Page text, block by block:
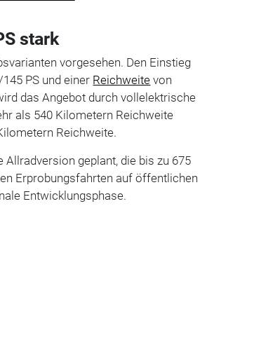
stark
vorgesehen. Den Einstieg
PS und einer Reichweite von
das Angebot durch vollelektrische
als 540 Kilometern Reichweite
Reichweite.
geplant, die bis zu 675
Erprobungsfahrten auf öffentlichen
Entwicklungsphase.